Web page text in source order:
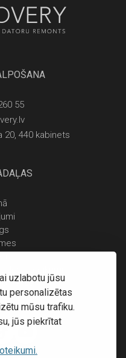
uzlabotu jūsu
personalizētas
mūsu trafiku.
jūs piekrītat
55
20, 440 kabinets